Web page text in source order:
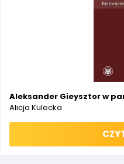
Aleksander Gieysztor w
Alicja Kulecka